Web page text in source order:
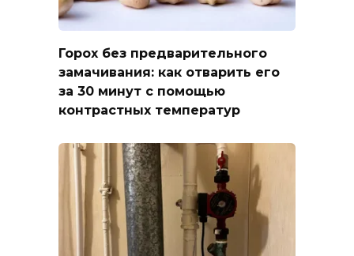
Горох без предварительного
замачивания: как отварить его
за 30 минут с помощью
контрастных температур